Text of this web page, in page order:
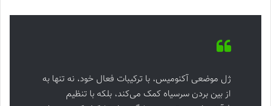
ژل موضعی آکنومیس، با ترکیبات فعال خود، نه تنها به
از بین بردن سرسیاه کمک می‌کند، بلکه با تنظیم